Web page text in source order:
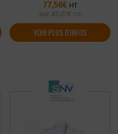
77,56€ HT
soit 93,07€ TTC
VOIR PLUS D'INFOS